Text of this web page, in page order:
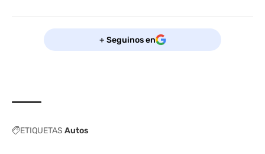
+ Seguinos en
ETIQUETAS Autos